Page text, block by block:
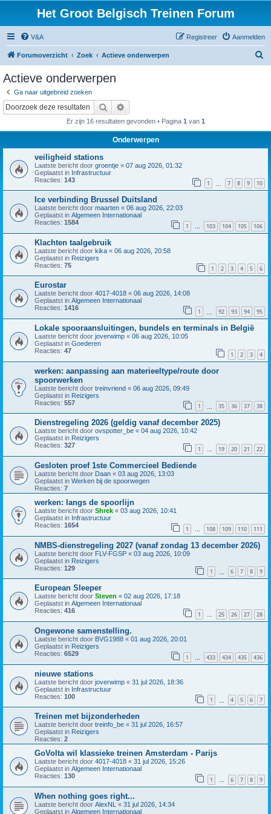
Het Groot Belgisch Treinen Forum
V&A Aanmelden
Registreer
Forumoverzicht Zoek Actieve onderwerpen
Actieve onderwerpen
Ga naar uitgebreid zoeken
Zoek
Er zijn 16 resultaten gevonden • Pagina 1 van 1
Onderwerpen
veiligheid stations
Laatste bericht door groentje « 07 aug 2026, 01:32
Geplaatst in Infrastructuur
Reacties: 143 1 7 8 9 10
Ice verbinding Brussel Duitsland
Laatste bericht door maarten « 06 aug 2026, 22:03
Geplaatst in Algemeen Internationaal
Reacties: 1584 1 … 103 104 105 106
Klachten taalgebruik
Laatste bericht door kika « 06 aug 2026, 20:58
Geplaatst in Reizigers
Reacties: 75 1 2 3 4 5 6
Eurostar
Laatste bericht door 4017-4018 « 06 aug 2026, 14:08
Geplaatst in Algemeen Internationaal
Reacties: 1416 1 92 93 94 95
Lokale spooraansluitingen, bundels en terminals in België
Laatste bericht door joverwimp « 06 aug 2026, 10:05
Geplaatst in Goederen
Reacties: 47 1 2 3 4
werken: aanpassing aan materieeltype/route door
spoorwerken
Laatste bericht door treinvriend « 06 aug 2026, 09:49
Geplaatst in Reizigers
Reacties: 557 1 35 36 37 38
Dienstregeling 2026 (geldig vanaf december 2025)
Laatste bericht door ovspotter_be « 04 aug 2026, 10:42
Geplaatst in Reizigers
Reacties: 327 1 … 19 20 21 22
Gesloten proef 1ste Commercieel Bediende
Laatste bericht door Daan « 03 aug 2026, 13:03
Geplaatst in Werken bij de spoorwegen
Reacties: 7
werken: langs de spoorlijn
Laatste bericht door Shrek « 03 aug 2026, 10:41
Geplaatst in Infrastructuur
Reacties: 1654 1 … 108 109 110 111
NMBS-dienstregeling 2027 (vanaf zondag 13 december 2026)
Laatste bericht door FLV-FGSP « 03 aug 2026, 10:09
Geplaatst in Reizigers
Reacties: 129 1 6 7 8 9
European Sleeper
Laatste bericht door Steven « 02 aug 2026, 17:18
Geplaatst in Algemeen Internationaal
Reacties: 416 1 … 25 26 27 28
Ongewone samenstelling.
Laatste bericht door BVG1988 « 01 aug 2026, 20:01
Geplaatst in Reizigers
Reacties: 6529 1 … 433 434 435 436
nieuwe stations
Laatste bericht door joverwimp « 31 jul 2026, 18:36
Geplaatst in Infrastructuur
Reacties: 100 1 4 5 6 7
Treinen met bijzonderheden
Laatste bericht door treinfo_be « 31 jul 2026, 16:57
Geplaatst in Reizigers
Reacties: 2
GoVolta wil klassieke treinen Amsterdam - Parijs
Laatste bericht door 4017-4018 « 31 jul 2026, 15:26
Geplaatst in Algemeen Internationaal
Reacties: 130 1 … 6 7 8 9
When nothing goes right...
Laatste bericht door AlexNL « 31 jul 2026, 14:34
Geplaatst in Algemeen Internationaal